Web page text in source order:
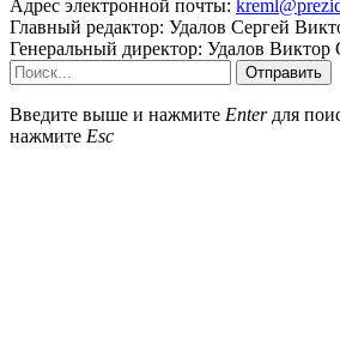
Адрес электронной почты:
Главный редактор: Удалов Сергей
Генеральный директор: Удалов Виктор
Отправить
Введите выше и нажмите Enterдля
нажмите Esc